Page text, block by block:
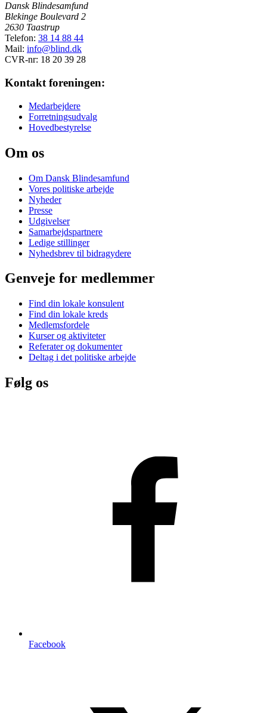
Dansk Blindesamfund
Blekinge Boulevard 2
2630 Taastrup
Telefon: 38 14 88 44
Mail: info@blind.dk
CVR-nr: 18 20 39 28
Kontakt foreningen:
Medarbejdere
Forretningsudvalg
Hovedbestyrelse
Om os
Om Dansk Blindesamfund
Vores politiske arbejde
Nyheder
Presse
Udgivelser
Samarbejdspartnere
Ledige stillinger
Nyhedsbrev til bidragydere
Genveje for medlemmer
Find din lokale konsulent
Find din lokale kreds
Medlemsfordele
Kurser og aktiviteter
Referater og dokumenter
Deltag i det politiske arbejde
Følg os
Facebook